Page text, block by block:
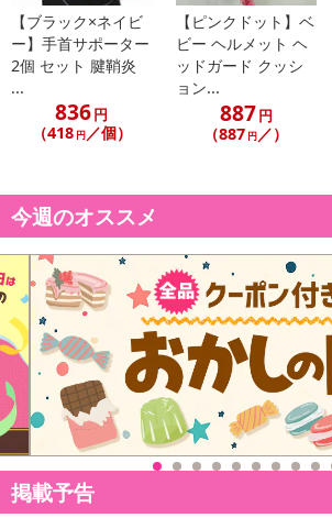
■その他共通および商品カテゴリー別注意事
さい）
こちらの情報は
【ブラック×ネイビ
ー】手首サポーター
2個 セット 腱鞘炎
...
836円
（418 円／個）
【ピンクドット】ベ
ビー ヘルメット ヘ
ッドガード クッシ
ョン...
887円
（887 円／）
今週のオススメ
掲載予告